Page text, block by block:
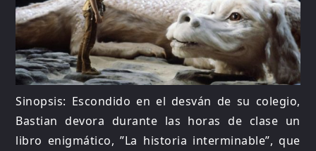
Sinopsis: Escondido en el desván de su colegio,
Bastian devora durante las horas de clase un
libro enigmático, ”La historia interminable”, que